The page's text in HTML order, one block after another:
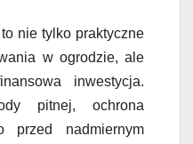
nie tylko praktyczne
w ogrodzie, ale
inwestycja.
pitnej, ochrona
przed nadmiernym